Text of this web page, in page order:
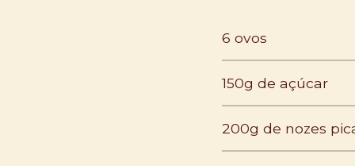
6 ovos
150g de açúcar
200g de nozes